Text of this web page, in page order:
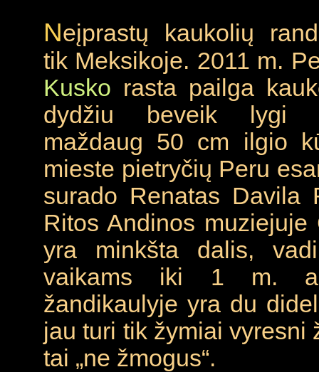
Neįprastų kaukolių
tik Meksikoje. 2011 m.
Kusko rasta pailga
dydžiu beveik lygi
maždaug 50 cm ilgio
mieste pietryčių Peru
surado Renatas Davila
Ritos Andinos
yra minkšta dalis,
vaikams iki 1 m.
žandikaulyje yra du
jau turi tik žymiai vyresni
tai „ne žmogus“.